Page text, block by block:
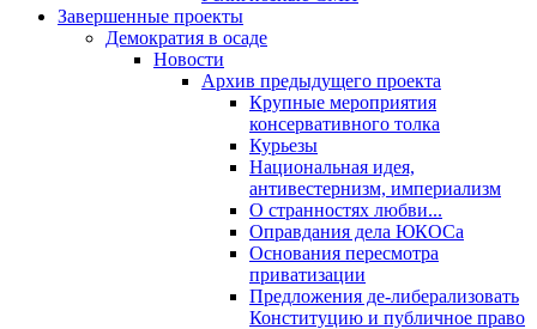
Завершенные проекты
Демократия в осаде
Новости
Архив предыдущего проекта
Крупные мероприятия
консервативного толка
Курьезы
Национальная идея,
антивестернизм, империализм
О странностях любви...
Оправдания дела ЮКОСа
Основания пересмотра
приватизации
Предложения де-либерализовать
Конституцию и публичное право